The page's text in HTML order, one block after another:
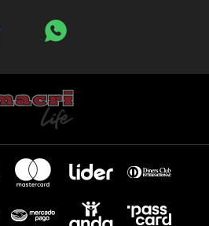
